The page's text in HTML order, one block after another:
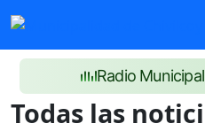
Radio Municipal
Todas las